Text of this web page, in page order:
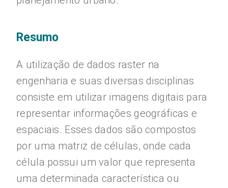
Resumo
A utilização de dados raster na
engenharia e suas diversas disciplinas
consiste em utilizar imagens digitais para
representar informações geográficas e
espaciais. Esses dados são compostos
por uma matriz de células, onde cada
célula possui um valor que representa
uma determinada característica ou